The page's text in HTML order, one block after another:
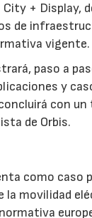
+ Display,
de
vigente.
paso a
y
con
de Orbis.
como caso
movilidad